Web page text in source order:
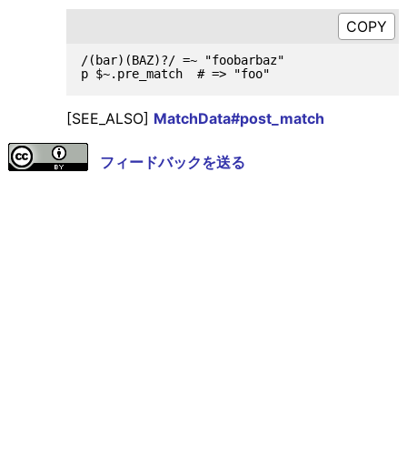
/(bar)(BAZ)?/ =~ "foobarbaz"
[SEE_ALSO] MatchData#post_match
フィードバックを送る